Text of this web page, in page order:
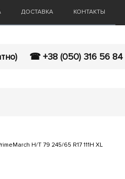
ДОСТАВКА КОНТАКТЫ
☎ +38 (050) 316 56 84
H/T 79 245/65 R17 111H XL